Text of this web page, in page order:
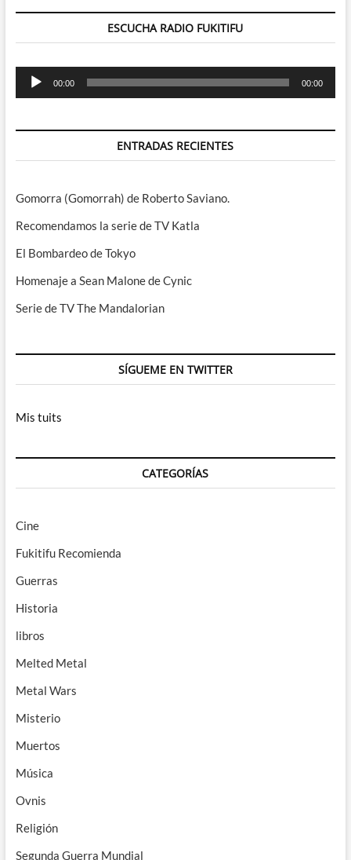
ESCUCHA RADIO FUKITIFU
Reproductor
00:00 00:00
ENTRADAS RECIENTES
Gomorra (Gomorrah) de Roberto Saviano.
Recomendamos la serie de TV Katla
El Bombardeo de Tokyo
Homenaje a Sean Malone de Cynic
Serie de TV The Mandalorian
SÍGUEME EN TWITTER
Mis tuits
CATEGORÍAS
Cine
Fukitifu Recomienda
Guerras
Historia
libros
Melted Metal
Metal Wars
Misterio
Muertos
Música
Ovnis
Religión
Segunda Guerra Mundial